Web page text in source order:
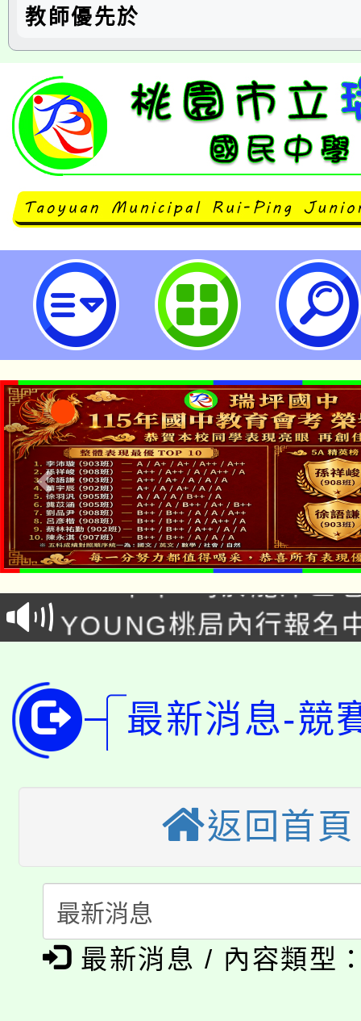
教師優先於
113年桃園市兒童青少年健康運動
立瑞坪國民中學
「本色祭」8/29、30在
場熱烈登場!
8/21下午1時於龍潭區
徵才活動。
YOUNG桃局內行報名
開!
115年桃園市運動會8/
田徑場及游泳池舉行。
桃園市低收入戶享有免
半價優惠，詳情可洽有
者。
份教師增能研習
大溪自造教育及科技
份教師研習
會
115年食農教育專業人
程
「本色祭」8/29、30在
場熱烈登場!
8/21下午1時於龍潭區
最新消息-競
返回首頁
最新消息 / 內容類型